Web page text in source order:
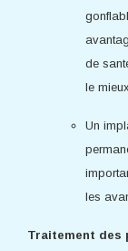
de
le
Un
les
Traitement des